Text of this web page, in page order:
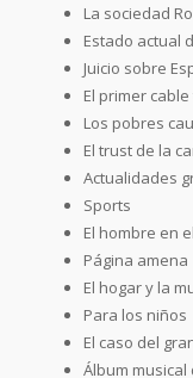
La sociedad
Estado actual
Juicio sobre
El primer
Los pobres
El trust de la
Actualidades
Sports
El hombre en
Página amena
El hogar y la
Para los niños
El caso del
Álbum